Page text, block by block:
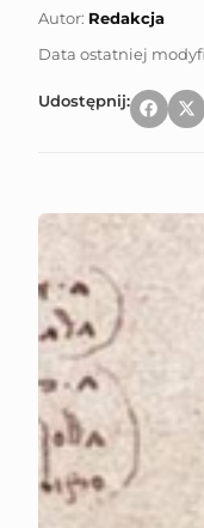
Autor: Redakcja
Udostępnij: